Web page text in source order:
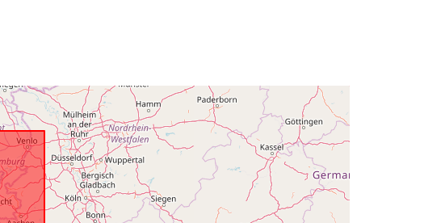
[ 2.54, 51.51 ] ]
Tip:
Polygon
Identifikatorji: Q14881#ID
uriRef:
http://data.europa.eu/88u/dataset/q1